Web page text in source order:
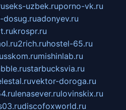
seks-uzbek.ruporno-vk.ru
dosug.ruadonyev.ru
krospr.ru
2rich.ruhostel-65.ru
mishinlab.ru
starbucksvia.ru
vektor-doroga.ru
lenasever.rulovinskix.ru
discofoxworld.ru